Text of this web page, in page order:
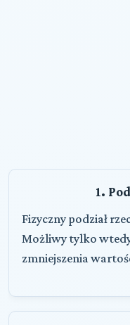
1.
Fizyczny podział
Możliwy tylko
zmniejszenia